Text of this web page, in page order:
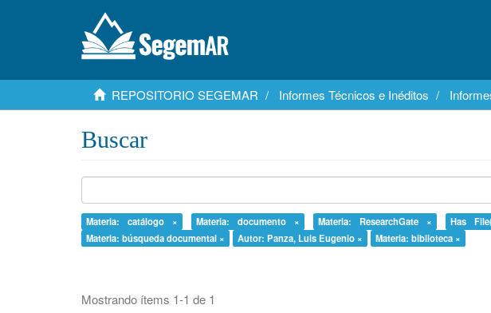
REPOSITORIO SEGEMAR Informes Técnicos e Inéditos
Buscar
Materia: catálogo × Materia: documento × Materia: ResearchGate × Has
Materia: búsqueda documental ×
Autor: Panza, Luis Eugenio × Materia: biblioteca ×
Mostrando ítems 1-1 de 1